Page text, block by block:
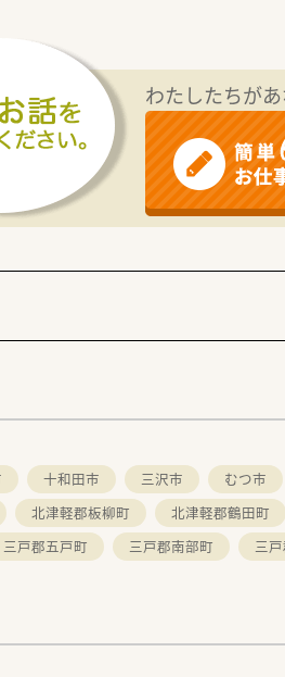
わたしたちが
十和田市 三沢市 むつ市
北津軽郡板柳町 北津軽郡鶴田町
三戸郡五戸町 三戸郡南部町 三